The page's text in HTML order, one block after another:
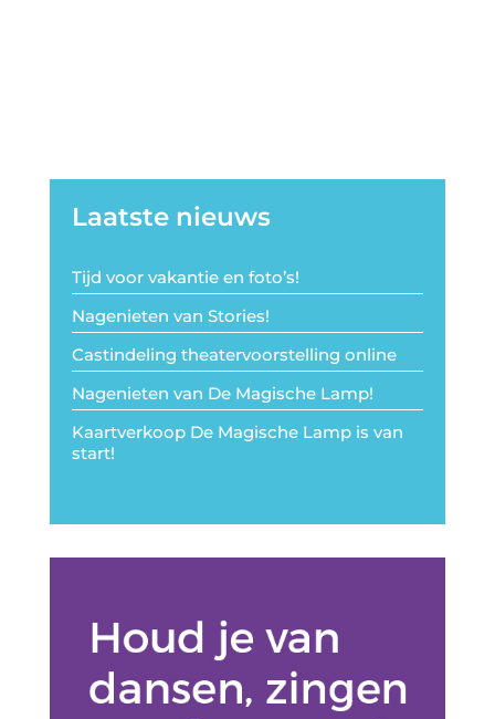
Laatste nieuws
Tijd voor vakantie en foto’s!
Nagenieten van Stories!
Castindeling theatervoorstelling online
Nagenieten van De Magische Lamp!
Kaartverkoop De Magische Lamp is van
start!